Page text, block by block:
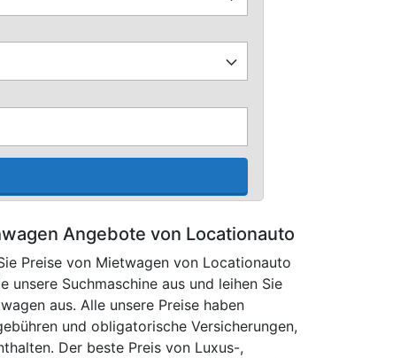
Angebote von Locationauto
Preise von Mietwagen von Locationauto
unsere Suchmaschine aus und leihen Sie
aus. Alle unsere Preise haben
und obligatorische Versicherungen,
Der beste Preis von Luxus-,